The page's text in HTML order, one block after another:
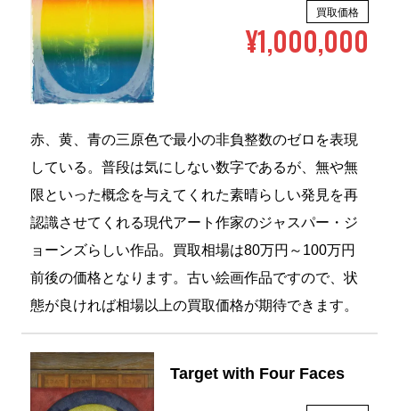
買取価格
¥1,000,000
赤、黄、青の三原色で最小の非負整数のゼロを表現
している。普段は気にしない数字であるが、無や無
限といった概念を与えてくれた素晴らしい発見を再
認識させてくれる現代アート作家のジャスパー・ジ
ョーンズらしい作品。買取相場は80万円～100万円
前後の価格となります。古い絵画作品ですので、状
態が良ければ相場以上の買取価格が期待できます。
Target with Four Faces